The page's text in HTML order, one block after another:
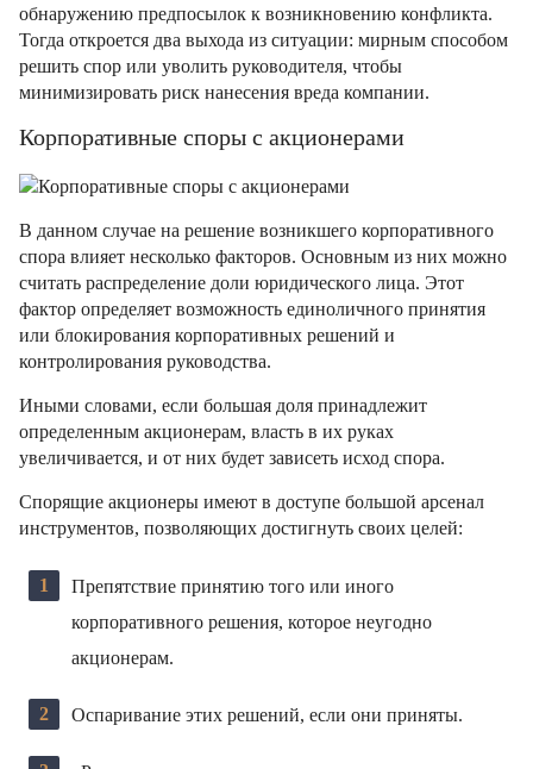
обнаружению предпосылок к возникновению конфликта.
Тогда откроется два выхода из ситуации: мирным способом
решить спор или уволить руководителя, чтобы
минимизировать риск нанесения вреда компании.
Корпоративные споры с акционерами
В данном случае на решение возникшего корпоративного
спора влияет несколько факторов. Основным из них можно
считать распределение доли юридического лица. Этот
фактор определяет возможность единоличного принятия
или блокирования корпоративных решений и
контролирования руководства.
Иными словами, если большая доля принадлежит
определенным акционерам, власть в их руках
увеличивается, и от них будет зависеть исход спора.
Спорящие акционеры имеют в доступе большой арсенал
инструментов, позволяющих достигнуть своих целей:
Препятствие принятию того или иного
корпоративного решения, которое неугодно
акционерам.
Оспаривание этих решений, если они приняты.